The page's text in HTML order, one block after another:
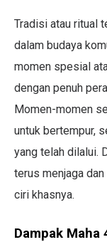
Tradisi atau ritual
dalam budaya
momen spesial
dengan penuh
Momen-momen
untuk bertempur,
yang telah dilalui.
terus menjaga
ciri khasnya.
Dampak